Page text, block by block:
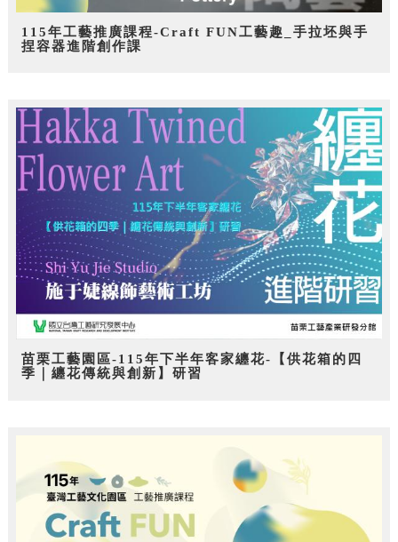
115年工藝推廣課程-Craft FUN工藝趣_手拉坯與手
捏容器進階創作課
苗栗工藝園區-115年下半年客家纏花-【供花箱的四
季｜纏花傳統與創新】研習